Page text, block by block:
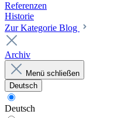
Referenzen
Historie
Zur Kategorie Blog
Archiv
Menü schließen
Deutsch
Deutsch